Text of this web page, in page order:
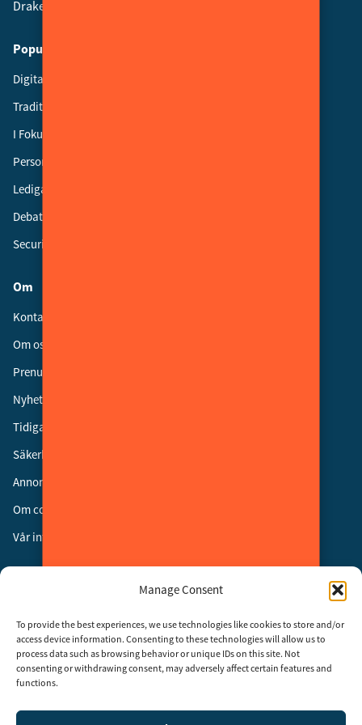
Manage Consent
To provide the best experiences, we use technologies like cookies to store and/or
access device information. Consenting to these technologies will allow us to
process data such as browsing behavior or unique IDs on this site. Not
consenting or withdrawing consent, may adversely affect certain features and
functions.
Drakenbergsgatan 15, Stockholm
Populära ämnen
Digital Säkerhet
Traditionell Säkerhet
I Fokus
Personalnytt
Lediga jobb
Debatt
Security Advisory Board
Om
Kontakt
Om oss
Prenumerera
Nyhetsbrev
Tidigare nummer
Säkerhetsgalan
Annonsera
Om cookies
Vår integritetspolicy
Instagram
LinkedIn